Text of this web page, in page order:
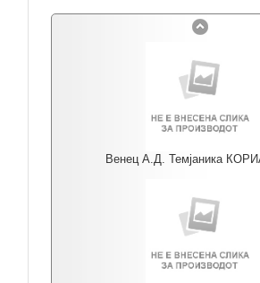
Венец А.Д. Темјаника